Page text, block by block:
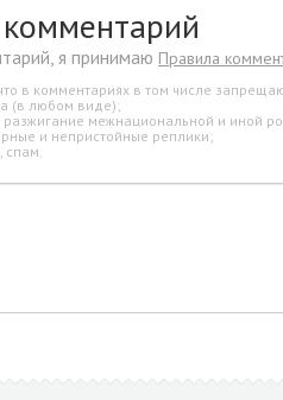
я принимаю Правила
в комментариях в том числе
(в любом виде);
разжигание межнациональной и иной
и непристойные реплики;